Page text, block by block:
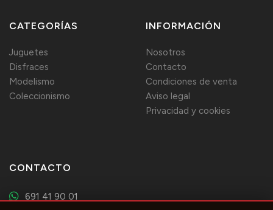
CATEGORÍAS
Juguetes
Disfraces
Modelismo
Coleccionismo
INFORMACIÓN
Nosotros
Contacto
Condiciones de venta
Aviso legal
Privacidad y cookies
CONTACTO
691 41 90 01